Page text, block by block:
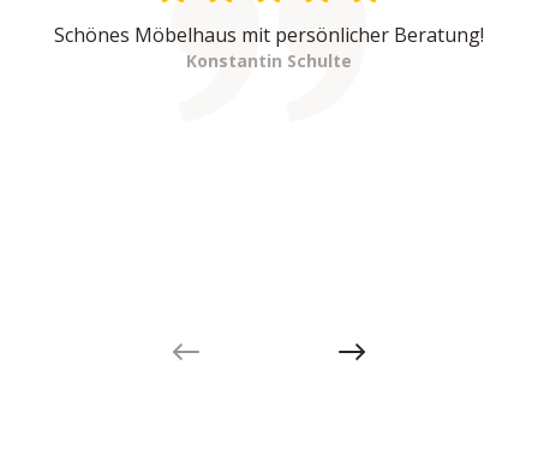
Schönes Möbelhaus mit persönlicher Beratung!
Konstantin Schulte
Next slide